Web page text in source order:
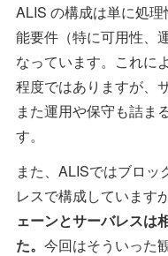
ALIS の構成は単に処
能要件（特に可用性、
なっています。これに
程度ではありますが、
また運用や保守も詰ま
す。
また、ALISではブロ
レスで構成しています
ェーンとサーバレスは
た。 今回はそういった